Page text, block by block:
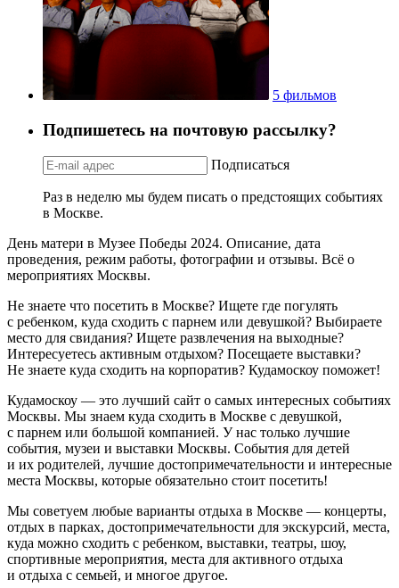
5 фильмов
Подпишетесь на почтовую рассылку?
Подписаться
Раз в неделю мы будем писать о предстоящих событиях
в Москве.
День матери в Музее Победы 2024. Описание, дата
проведения, режим работы, фотографии и отзывы. Всё о
мероприятиях Москвы.
Не знаете что посетить в Москве? Ищете где погулять
с ребенком, куда сходить с парнем или девушкой? Выбираете
место для свидания? Ищете развлечения на выходные?
Интересуетесь активным отдыхом? Посещаете выставки?
Не знаете куда сходить на корпоратив? Кудамоскоу поможет!
Кудамоскоу — это лучший сайт о самых интересных событиях
Москвы. Мы знаем куда сходить в Москве с девушкой,
с парнем или большой компанией. У нас только лучшие
события, музеи и выставки Москвы. События для детей
и их родителей, лучшие достопримечательности и интересные
места Москвы, которые обязательно стоит посетить!
Мы советуем любые варианты отдыха в Москве — концерты,
отдых в парках, достопримечательности для экскурсий, места,
куда можно сходить с ребенком, выставки, театры, шоу,
спортивные мероприятия, места для активного отдыха
и отдыха с семьей, и многое другое.